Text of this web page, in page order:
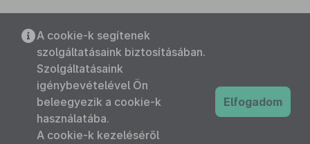
A cookie-k segítenek
szolgáltatásaink biztosításában.
Szolgáltatásaink
igénybevételével Ön
beleegyezik a cookie-k
használatába.
A cookie-k kezeléséről
Elfogadom